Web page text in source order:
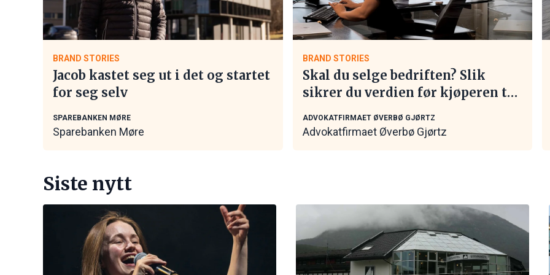
BRAND STORIES
Jacob kastet seg ut i det og startet
for seg selv
SPAREBANKEN MØRE
Sparebanken Møre
BRAND STORIES
Skal du selge bedriften? Slik
sikrer du verdien før kjøperen tar
ADVOKATFIRMAET ØVERBØ GJØRTZ
Advokatfirmaet Øverbø Gjørtz
Siste nytt